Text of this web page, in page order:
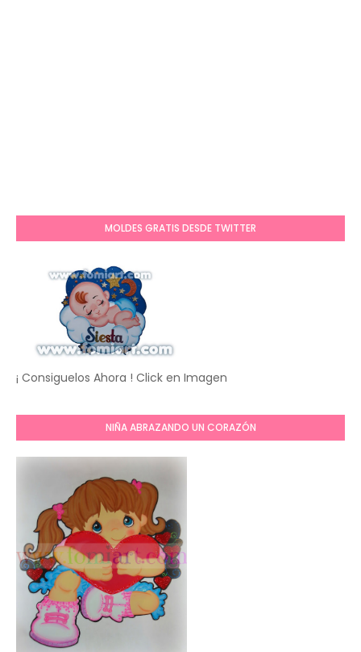
MOLDES GRATIS DESDE TWITTER
¡ Consiguelos Ahora ! Click en Imagen
NIÑA ABRAZANDO UN CORAZÓN